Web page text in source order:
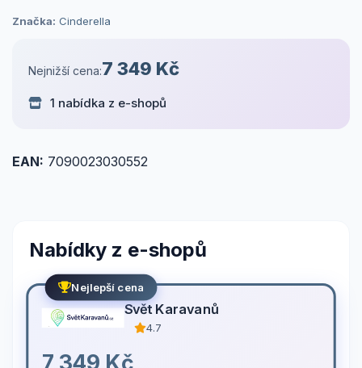
Značka: Cinderella
Nejnižší cena:7 349 Kč
1 nabídka z e-shopů
EAN: 7090023030552
Nabídky z e-shopů
Nejlepší cena
Svět Karavanů
4.7
7 349 Kč